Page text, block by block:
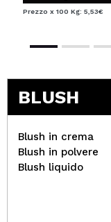
Prezzo x 100 Kg: 5,53€
BLUSH
Blush in crema
Blush in polvere
Blush liquido